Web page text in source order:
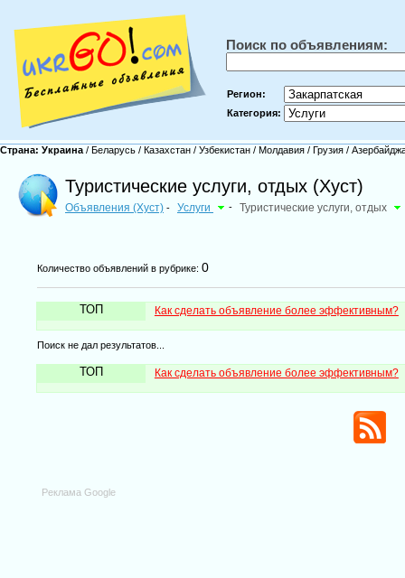
Поиск по объявлениям:
Регион:
Категория:
Страна: Украина / Беларусь / Казахстан / Узбекистан / Молдавия / Грузия /
Туристические услуги, отдых (Хуст)
Объявления (Хуст) - Услуги - Туристические услуги, отдых
Количество объявлений в рубрике: 0
ТОП Как сделать объявление более эффективным?
Поиск не дал результатов...
ТОП Как сделать объявление более эффективным?
Реклама Google